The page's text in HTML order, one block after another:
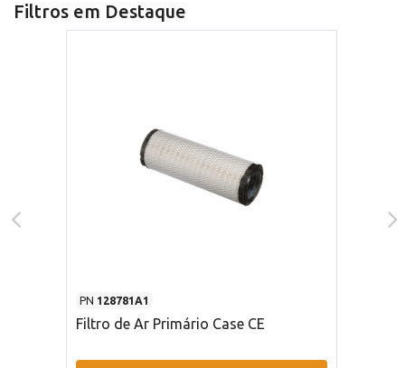
Filtros em Destaque
PN 128781A1
Filtro de Ar Primário Case CE